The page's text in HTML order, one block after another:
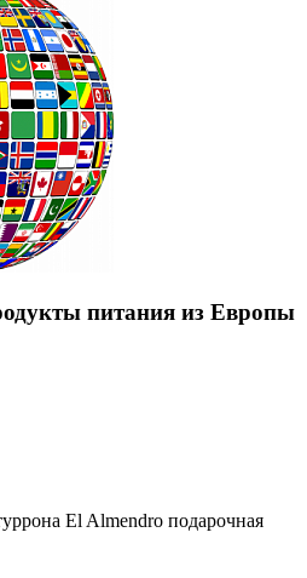
питания из Европы
El Almendro подарочная